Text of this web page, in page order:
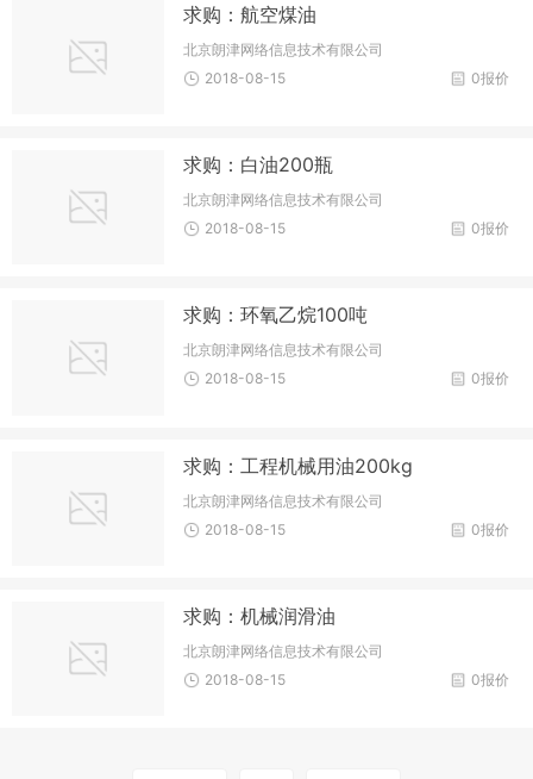
求购：航空煤油
北京朗津网络信息技术有限公司
0报价
2018-08-15
求购：白油200瓶
北京朗津网络信息技术有限公司
0报价
2018-08-15
求购：环氧乙烷100吨
北京朗津网络信息技术有限公司
0报价
2018-08-15
求购：工程机械用油200kg
北京朗津网络信息技术有限公司
0报价
2018-08-15
求购：机械润滑油
北京朗津网络信息技术有限公司
0报价
2018-08-15